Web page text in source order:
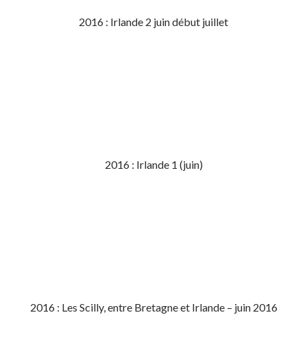
2016 : Irlande 2 juin début juillet
2016 : Irlande 1 (juin)
2016 : Les Scilly, entre Bretagne et Irlande – juin 2016